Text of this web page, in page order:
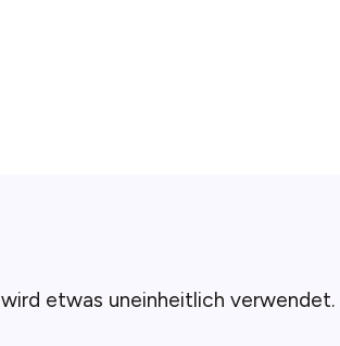
wird etwas uneinheitlich verwendet.